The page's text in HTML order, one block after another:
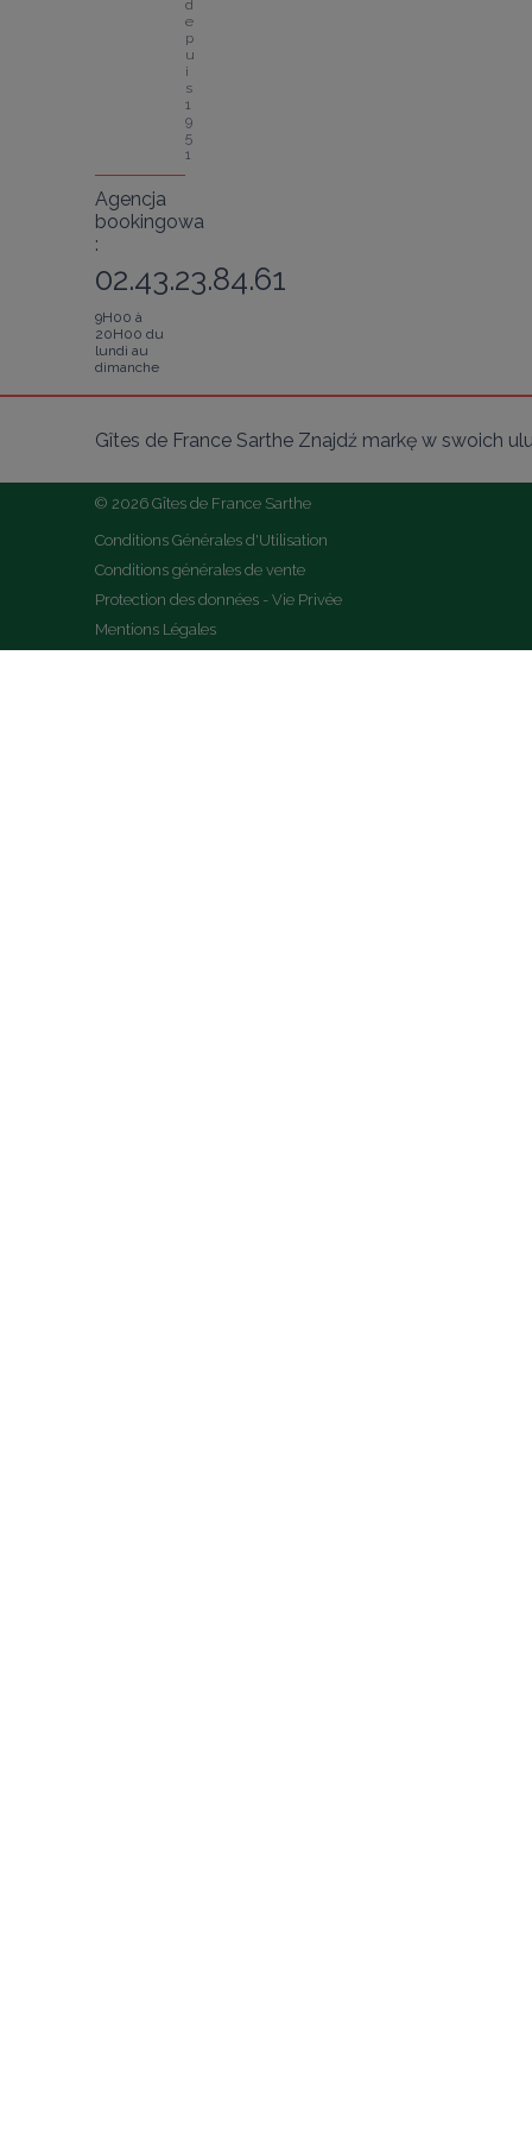
d
e
p
u
i
s
1
9
5
1
Agencja
bookingowa
:
02.43.23.84.61
9H00 à
20H00 du
lundi au
dimanche
Gîtes de France Sarthe Znajdź markę w swoich
© 2026 Gîtes de France Sarthe
Conditions Générales d'Utilisation
Conditions générales de vente
Protection des données - Vie Privée
Mentions Légales